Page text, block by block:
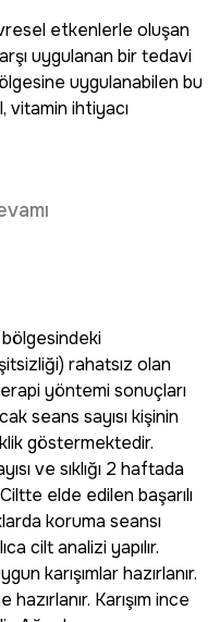
etkenlerle oluşan
uygulanan bir tedavi
uygulanabilen bu
vitamin ihtiyacı
rahatsız olan
yöntemi sonuçları
seans sayısı kişinin
göstermektedir.
ve sıklığı 2 haftada
elde edilen başarılı
koruma seansı
cilt analizi yapılır.
karışımlar hazırlanır.
Karışım ince